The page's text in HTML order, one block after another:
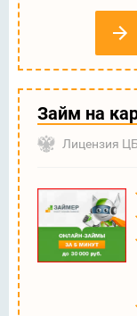
Займ на
Лицензия